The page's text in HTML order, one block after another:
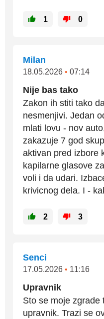
1 0
Milan
18.05.2026 • 07:14
Nije bas tako
Zakon ih stiti tako
nesmenjivi. Jedan
mlati lovu - nov
zakazuje 7 god
aktivan pred izbore
kapilarne glasove
voli i da udari.
krivicnog dela. I -
2 3
Senci
17.05.2026 • 11:16
Upravnik
Sto se moje zgrade
upravnik. Trazi se